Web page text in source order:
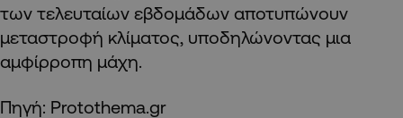
των τελευταίων εβδομάδων αποτυπώνουν
μεταστροφή κλίματος, υποδηλώνοντας μια
αμφίρροπη μάχη.
Πηγή: Protothema.gr